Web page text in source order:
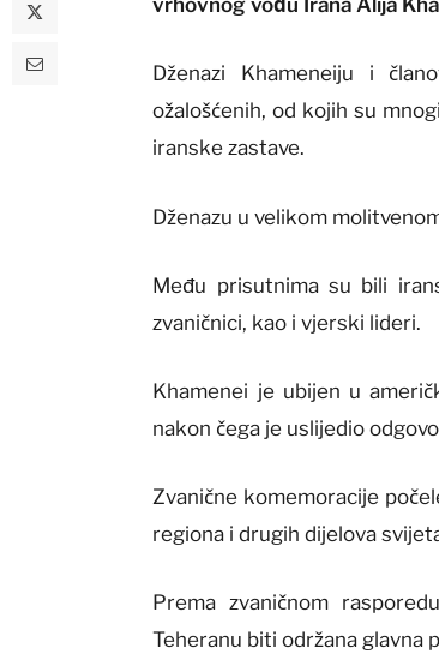
vrhovnog vođu Irana Alija
Dženazi Khameneiju i
ožalošćenih, od kojih su
iranske zastave.
Dženazu u velikom
Među prisutnima su bili
zvaničnici, kao i vjerski lideri.
Khamenei je ubijen u
nakon čega je uslijedio
Zvanične komemoracije
regiona i drugih dijelova
Prema zvaničnom
Teheranu biti održana glavna